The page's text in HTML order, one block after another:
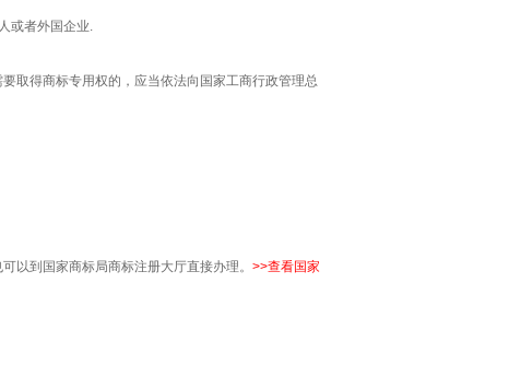
或者外国企业.
得商标专用权的，应当依法向国家工商行政管理总
到国家商标局商标注册大厅直接办理。 >>查看国家